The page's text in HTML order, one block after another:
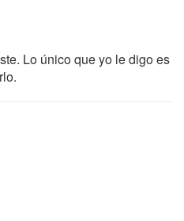
Lo único que yo le digo es